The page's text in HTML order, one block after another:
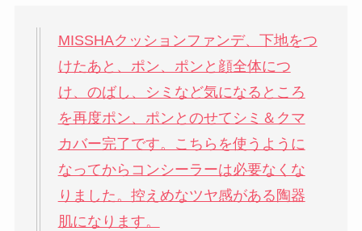
MISSHAクッションファンデ、下地をつ
けたあと、ポン、ポンと顔全体につ
け、のばし、シミなど気になるところ
を再度ポン、ポンとのせてシミ＆クマ
カバー完了です。こちらを使うように
なってからコンシーラーは必要なくな
りました。控えめなツヤ感がある陶器
肌になります。